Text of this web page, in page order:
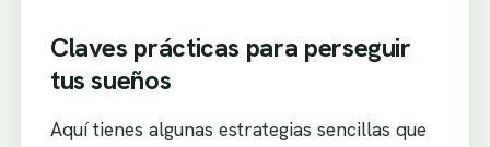
Claves prácticas para perseguir
tus sueños
Aquí tienes algunas estrategias sencillas que